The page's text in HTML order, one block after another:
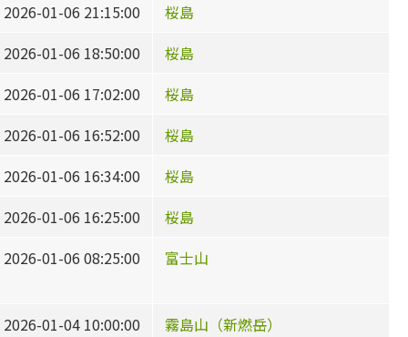
2026-01-06 21:15:00
桜島
2026-01-06 18:50:00
桜島
2026-01-06 17:02:00
桜島
2026-01-06 16:52:00
桜島
2026-01-06 16:34:00
桜島
2026-01-06 16:25:00
桜島
2026-01-06 08:25:00
富士山
2026-01-04 10:00:00
霧島山（新燃岳）